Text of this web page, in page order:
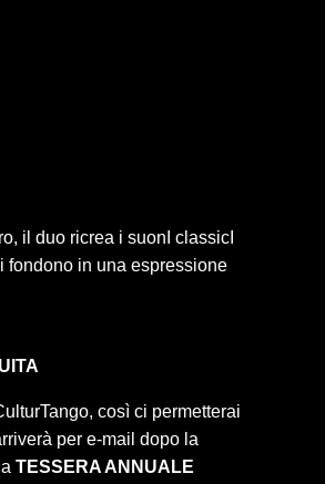
il duo ricrea i suonI classicI
fondono in una espressione
così ci permetterai
per e-mail dopo la
TESSERA ANNUALE